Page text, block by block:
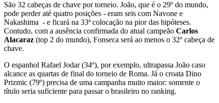
São 32 cabeças de chave por torneio. João, que é o 29º do mundo,
pode perder até quatro posições - eram seis com Navone e
Nakashima - e ficará na 33ª colocação na pior das hipóteses.
Contudo, com a ausência confirmada do atual campeão Carlos
Alacaraz (top 2 do mundo), Fonseca será ao menos o 32º cabeça de
chave.
O espanhol Rafael Jodar (34º), por exemplo, ultrapassa João caso
alcance as quartas de final do torneio de Roma. Já o croata Dino
Prizmic (79º) precisa de uma campanha muito maior: somente o
título seria suficiente para passar o brasileiro no ranking.